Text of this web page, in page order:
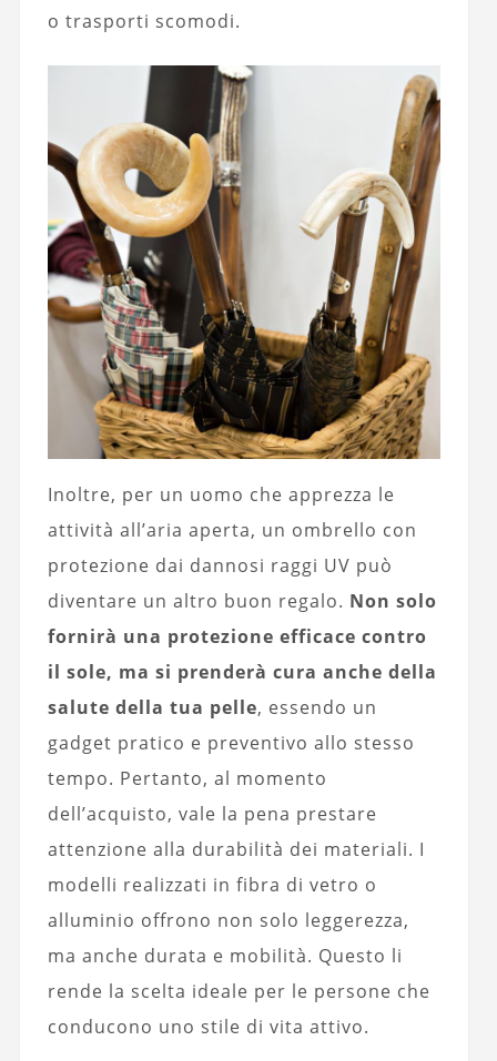
o trasporti scomodi.
Inoltre, per un uomo che apprezza le
attività all’aria aperta, un ombrello con
protezione dai dannosi raggi UV può
diventare un altro buon regalo. Non solo
fornirà una protezione efficace contro
il sole, ma si prenderà cura anche della
salute della tua pelle, essendo un
gadget pratico e preventivo allo stesso
tempo. Pertanto, al momento
dell’acquisto, vale la pena prestare
attenzione alla durabilità dei materiali. I
modelli realizzati in fibra di vetro o
alluminio offrono non solo leggerezza,
ma anche durata e mobilità. Questo li
rende la scelta ideale per le persone che
conducono uno stile di vita attivo.